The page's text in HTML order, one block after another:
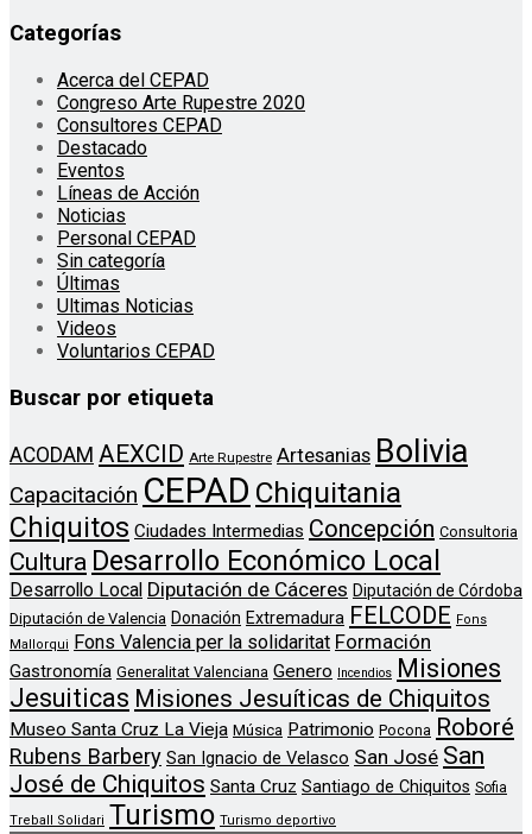
Categorías
Acerca del CEPAD
Congreso Arte Rupestre 2020
Consultores CEPAD
Destacado
Eventos
Líneas de Acción
Noticias
Personal CEPAD
Sin categoría
Últimas
Ultimas Noticias
Videos
Voluntarios CEPAD
Buscar por etiqueta
ACODAM AEXCID Arte Rupestre Artesanias Bolivia
Capacitación CEPAD Chiquitania
Chiquitos Ciudades Intermedias Concepción Consultoria
Cultura Desarrollo Económico Local
Desarrollo Local Diputación de Cáceres Diputación de Córdoba
Diputación de Valencia Donación Extremadura FELCODE Fons
Mallorqui
Fons Valencia per la solidaritat Formación
Gastronomía Generalitat Valenciana Genero Incendios
Misiones
Jesuiticas Misiones Jesuíticas de Chiquitos
Museo Santa Cruz La Vieja Música Patrimonio Pocona Roboré
Rubens Barbery San Ignacio de Velasco San José San
José de Chiquitos Santa Cruz Santiago de Chiquitos Sofia
Treball Solidari Turismo Turismo deportivo